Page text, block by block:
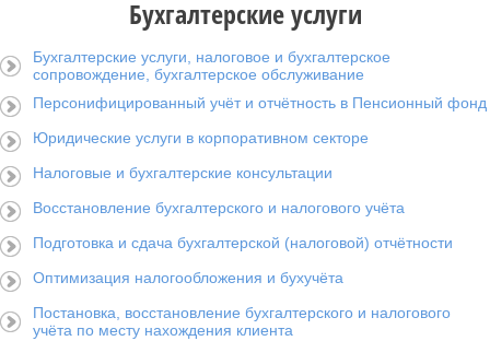
Бухгалтерские услуги
Бухгалтерские услуги, налоговое и бухгалтерское
сопровождение, бухгалтерское обслуживание
Персонифицированный учёт и отчётность в Пенсионный фонд
Юридические услуги в корпоративном секторе
Налоговые и бухгалтерские консультации
Восстановление бухгалтерского и налогового учёта
Подготовка и сдача бухгалтерской (налоговой) отчётности
Оптимизация налогообложения и бухучёта
Постановка, восстановление бухгалтерского и налогового
учёта по месту нахождения клиента